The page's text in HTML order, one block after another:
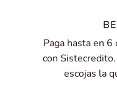
Paga hasta en
con
escojas la